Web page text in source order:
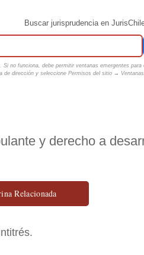
Buscar jurisprudencia en
no funciona, debe permitir ventanas emergentes
de dirección y seleccione Permisos del sitio →
y derecho a
Relacionada